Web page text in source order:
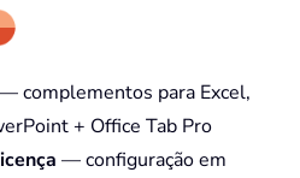
— complementos para Excel,
+ Office Tab Pro
— configuração em